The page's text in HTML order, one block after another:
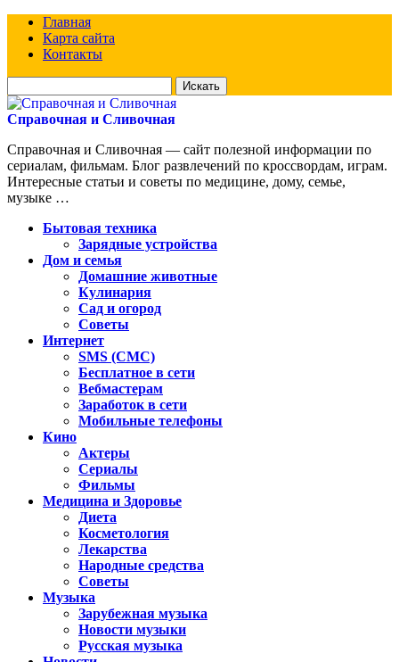
Главная
Карта сайта
Контакты
для:
Справочная и Сливочная
Справочная и Сливочная — сайт полезной информации по
сериалам, фильмам. Блог развлечений по кроссвордам, играм.
Интересные статьи и советы по медицине, дому, семье,
музыке …
Бытовая техника
Зарядные устройства
Дом и семья
Домашние животные
Кулинария
Сад и огород
Советы
Интернет
SMS (СМС)
Бесплатное в сети
Вебмастерам
Заработок в сети
Мобильные телефоны
Кино
Актеры
Сериалы
Фильмы
Медицина и Здоровье
Диета
Косметология
Лекарства
Народные средства
Советы
Музыка
Зарубежная музыка
Новости музыки
Русская музыка